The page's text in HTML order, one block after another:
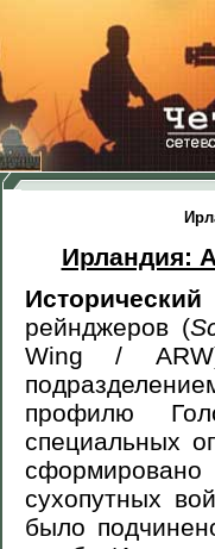
Ирландия:
рейнджеров (
Wing / ARW
профилю
специальных
сухопутных
было